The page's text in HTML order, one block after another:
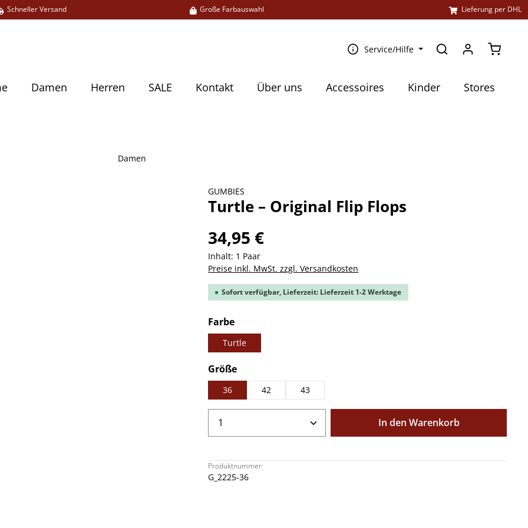
Schneller Versand Große Farbauswahl Lieferung per DHL
Service/Hilfe
Damen Herren SALE Kontakt Über uns Accessoires Kinder Stores
Damen
GUMBIES
Turtle – Original Flip Flops
34,95 €
Inhalt: 1 Paar
Preise inkl. MwSt. zzgl. Versandkosten
Sofort verfügbar, Lieferzeit: Lieferzeit 1-2 Werktage
Farbeauswählen
Turtle
Größeauswählen
36 42 43
Produkt Anzahl: Gib den gewünschten Wert
In den Warenkorb
Produktnummer:
G_2225-36